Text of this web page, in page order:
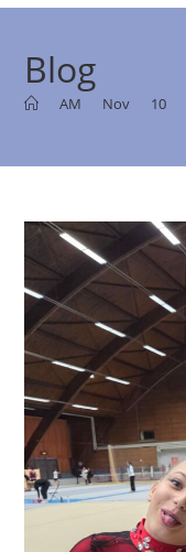
Blog
AM Nov 10